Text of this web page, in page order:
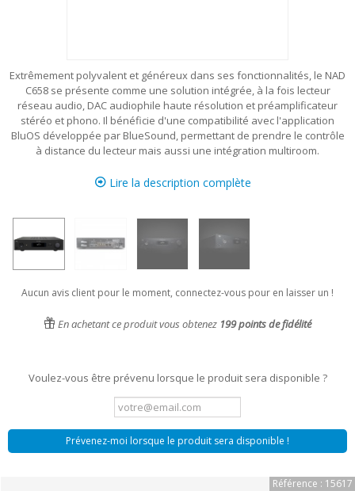
Extrêmement polyvalent et généreux dans ses fonctionnalités, le NAD
C658 se présente comme une solution intégrée, à la fois lecteur
réseau audio, DAC audiophile haute résolution et préamplificateur
stéréo et phono. Il bénéficie d'une compatibilité avec l'application
BluOS développée par BlueSound, permettant de prendre le contrôle
à distance du lecteur mais aussi une intégration multiroom.
Lire la description complète
Aucun avis client pour le moment, connectez-vous pour en laisser un !
En achetant ce produit vous obtenez 199points de fidélité
Voulez-vous être prévenu lorsque le produit sera disponible ?
Prévenez-moi lorsque le produit sera disponible !
Référence : 15617